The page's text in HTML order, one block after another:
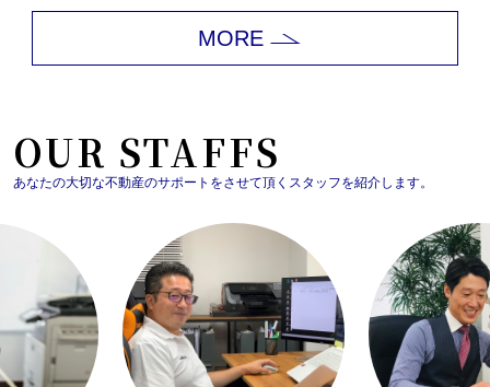
期になるとソ...
MORE
OUR STAFFS
あなたの大切な不動産のサポートをさせて頂くスタッフを紹介します。